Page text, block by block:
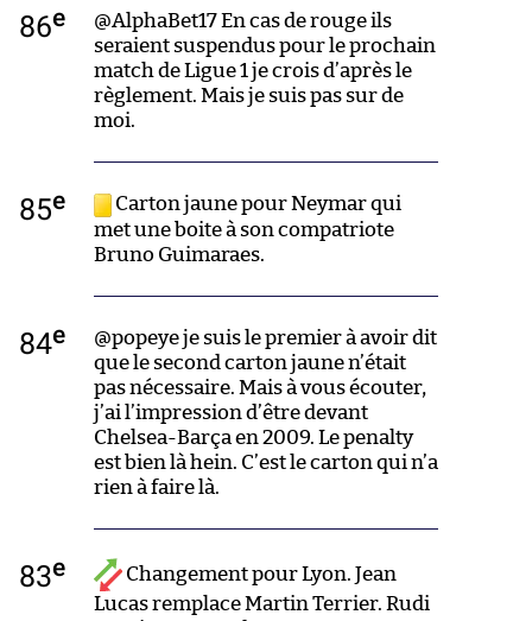
86e
@AlphaBet17 En cas de rouge ils
seraient suspendus pour le prochain
match de Ligue 1 je crois d’après le
règlement. Mais je suis pas sur de
moi.
85e
Carton jaune pour Neymar qui
met une boite à son compatriote
Bruno Guimaraes.
84e
@popeye je suis le premier à avoir dit
que le second carton jaune n’était
pas nécessaire. Mais à vous écouter,
j’ai l’impression d’être devant
Chelsea-Barça en 2009. Le penalty
est bien là hein. C’est le carton qui n’a
rien à faire là.
83e
Changement pour Lyon. Jean
Lucas remplace Martin Terrier. Rudi